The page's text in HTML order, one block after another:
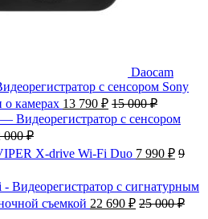
Daocam
с сенсором Sony
камерах 13 790 ₽ 15 000₽
Видеорегистратор с сенсором
000₽
X-drive Wi-Fi Duo 7 990 ₽ 9
Видеорегистратор с сигнатурным
съемкой 22 690 ₽ 25 000₽